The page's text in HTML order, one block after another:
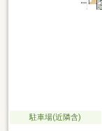
駐車場(近隣含)